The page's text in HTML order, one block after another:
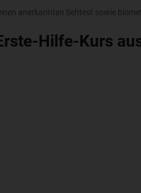
anerkannten Sehtest sowie
Hilfe-Kurs